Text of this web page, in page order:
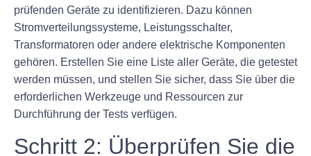
prüfenden Geräte zu identifizieren. Dazu können
Stromverteilungssysteme, Leistungsschalter,
Transformatoren oder andere elektrische Komponenten
gehören. Erstellen Sie eine Liste aller Geräte, die getestet
werden müssen, und stellen Sie sicher, dass Sie über die
erforderlichen Werkzeuge und Ressourcen zur
Durchführung der Tests verfügen.
Schritt 2: Überprüfen Sie die